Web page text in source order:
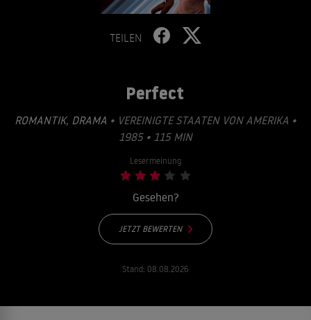
TEILEN
Perfect
ROMANTIK, DRAMA • VEREINIGTE STAATEN VON AMERIKA •
1985 • 115 MIN
Lesermeinung
Gesehen?
JETZT BEWERTEN
Stand: 08.08.2026